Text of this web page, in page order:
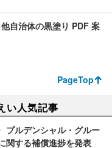
自治体の黒塗り PDF 案
PageTop
い人気記事
ルデンシャル・グルー
関する補償進捗を発表